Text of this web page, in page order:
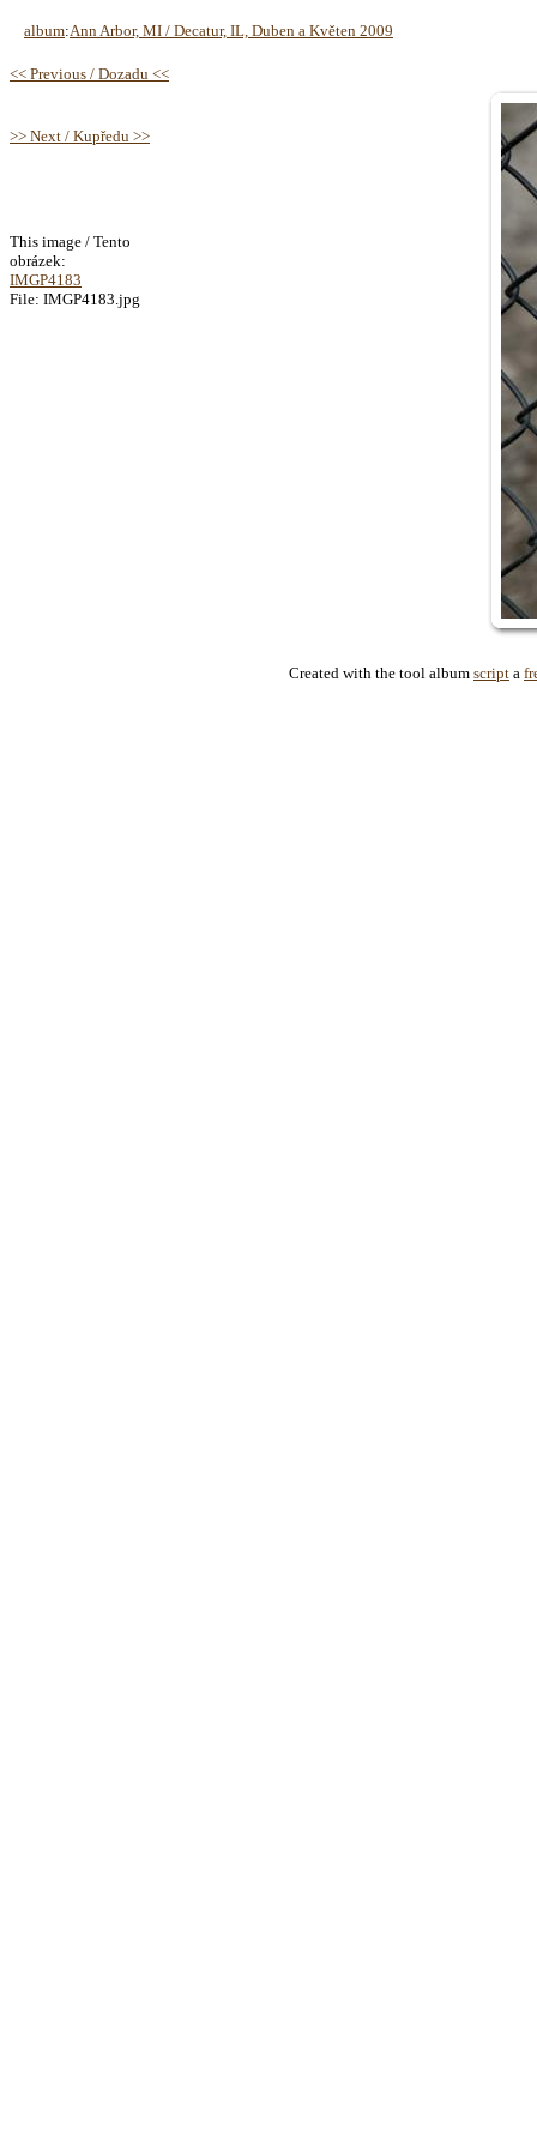
album:Ann Arbor, MI / Decatur, IL, Duben a Květen 2009
<< Previous / Dozadu <<
>> Next / Kupředu >>
This image / Tento
obrázek:
IMGP4183
File: IMGP4183.jpg
Created with the tool album script a